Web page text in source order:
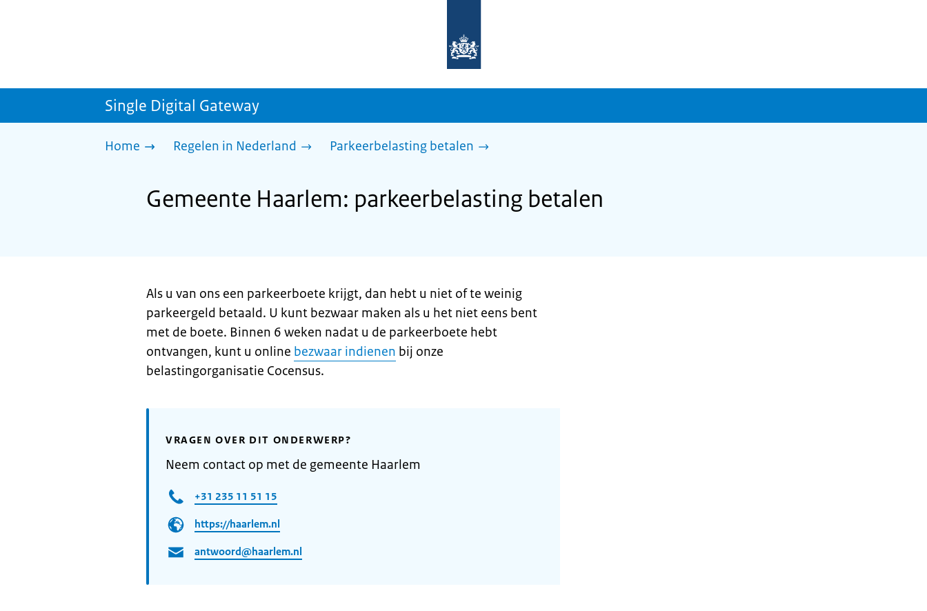
homepage
sdg.rijksoverheid.nl
Single Digital Gateway
Home Regelen in Nederland Parkeerbelasting betalen
Gemeente Haarlem: parkeerbelasting betalen
Als u van ons een parkeerboete krijgt, dan hebt u niet of te weinig
parkeergeld betaald. U kunt bezwaar maken als u het niet eens bent
met de boete. Binnen 6 weken nadat u de parkeerboete hebt
ontvangen, kunt u online bezwaar indienen bij onze
belastingorganisatie Cocensus.
VRAGEN OVER DIT ONDERWERP?
Neem contact op met de gemeente Haarlem
+31 235 11 51 15
https://haarlem.nl
antwoord@haarlem.nl